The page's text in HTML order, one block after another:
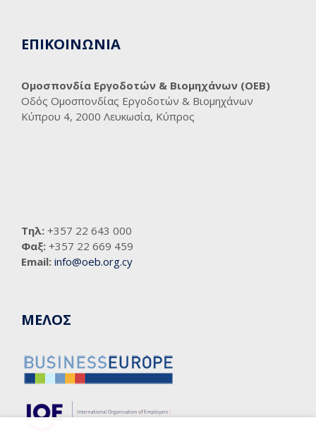
ΕΠΙΚΟΙΝΩΝΙΑ
Ομοσπονδία Εργοδοτών & Βιομηχάνων (ΟΕΒ)
Οδός Ομοσπονδίας Εργοδοτών & Βιομηχάνων
Κύπρου 4, 2000 Λευκωσία, Κύπρος
Τηλ: +357 22 643 000
Φαξ: +357 22 669 459
Email: info@oeb.org.cy
ΜΕΛΟΣ